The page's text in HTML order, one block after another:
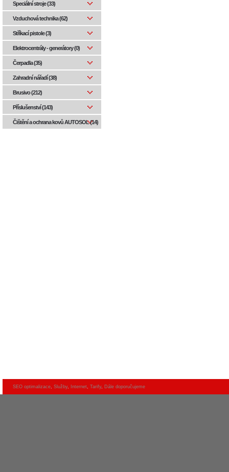
Speciální stroje (33)
Vzduchová technika (62)
Stříkací pistole (3)
Elektrocentrály - generátory (0)
Čerpadla (35)
Zahradní nářadí (38)
Brusivo (212)
Příslušenství (143)
Čištění a ochrana kovů AUTOSOL (14)
SEO optimalizace, Služby, Internet, Tarify, Dále doporučujeme